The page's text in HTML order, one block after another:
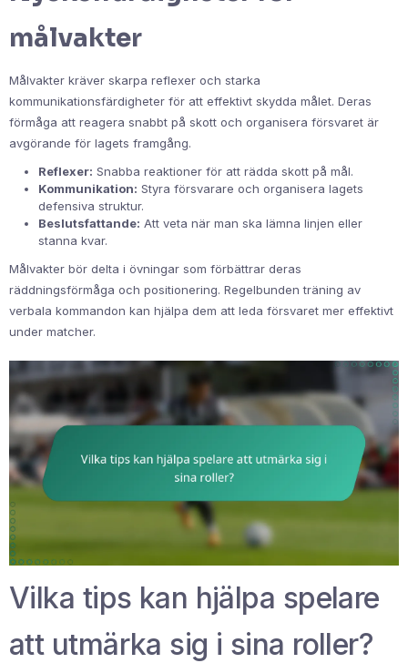
målvakter
Målvakter kräver skarpa reflexer och starka
kommunikationsfärdigheter för att effektivt skydda målet. Deras
förmåga att reagera snabbt på skott och organisera försvaret är
avgörande för lagets framgång.
Reflexer: Snabba reaktioner för att rädda skott på mål.
Kommunikation: Styra försvarare och organisera lagets
defensiva struktur.
Beslutsfattande: Att veta när man ska lämna linjen eller
stanna kvar.
Målvakter bör delta i övningar som förbättrar deras
räddningsförmåga och positionering. Regelbunden träning av
verbala kommandon kan hjälpa dem att leda försvaret mer effektivt
under matcher.
Vilka tips kan hjälpa spelare
att utmärka sig i sina roller?